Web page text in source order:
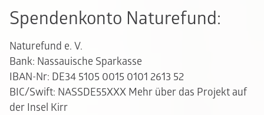
Spendenkonto Naturefund:
Naturefund e. V.
Bank: Nassauische Sparkasse
IBAN-Nr: DE34 5105 0015 0101 2613 52
BIC/Swift: NASSDE55XXX Mehr über das Projekt auf
der Insel Kirr